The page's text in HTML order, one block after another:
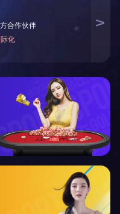
非公有制经济组织和社会